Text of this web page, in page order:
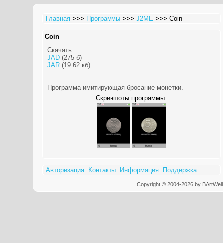
Главная >>> Программы >>>J2ME >>> Coin
Coin
Скачать:
JAD (275 б)
JAR (19.62 кб)
Программа имитирующая бросание монетки.
Скриншоты программы:
Авторизация Контакты Информация Поддержка
Copyright © 2004-2026 by BArtWell